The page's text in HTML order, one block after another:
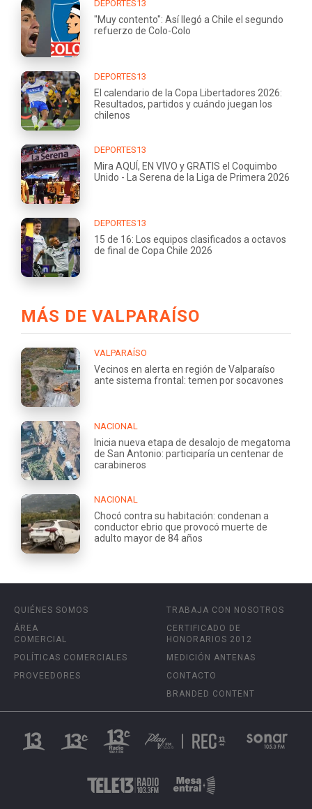
DEPORTES13
"Muy contento": Así llegó a Chile el segundo
refuerzo de Colo-Colo
DEPORTES13
El calendario de la Copa Libertadores 2026:
Resultados, partidos y cuándo juegan los
chilenos
DEPORTES13
Mira AQUÍ, EN VIVO y GRATIS el Coquimbo
Unido - La Serena de la Liga de Primera 2026
DEPORTES13
15 de 16: Los equipos clasificados a octavos
de final de Copa Chile 2026
MÁS DE VALPARAÍSO
VALPARAÍSO
Vecinos en alerta en región de Valparaíso
ante sistema frontal: temen por socavones
NACIONAL
Inicia nueva etapa de desalojo de megatoma
de San Antonio: participaría un centenar de
carabineros
NACIONAL
Chocó contra su habitación: condenan a
conductor ebrio que provocó muerte de
adulto mayor de 84 años
QUIÉNES SOMOS
ÁREA
COMERCIAL
POLÍTICAS COMERCIALES
PROVEEDORES
TRABAJA CON NOSOTROS
CERTIFICADO DE
HONORARIOS 2012
MEDICIÓN ANTENAS
CONTACTO
BRANDED CONTENT